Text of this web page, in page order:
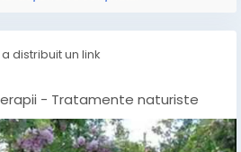
a distribuit un link
- Tratamente naturiste